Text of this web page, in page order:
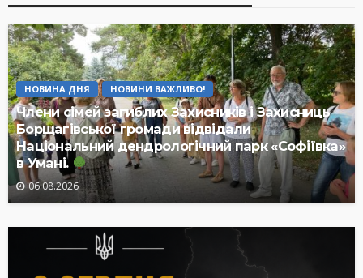
НОВИНА ДНЯ НОВИНИ ВАЖЛИВО!
Члени сімей загиблих Захисників і Захисниць
Борщагівської громади відвідали
Національний дендрологічний парк «Софіївка»
в Умані.
06.08.2026